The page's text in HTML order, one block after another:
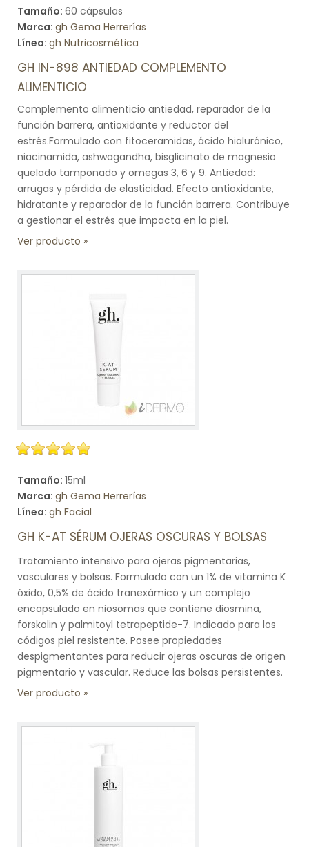
Tamaño: 60 cápsulas
Marca: gh Gema Herrerías
Línea: gh Nutricosmética
GH IN-898 ANTIEDAD COMPLEMENTO
ALIMENTICIO
Complemento alimenticio antiedad, reparador de la
función barrera, antioxidante y reductor del
estrés.Formulado con fitoceramidas, ácido hialurónico,
niacinamida, ashwagandha, bisglicinato de magnesio
quelado tamponado y omegas 3, 6 y 9. Antiedad:
arrugas y pérdida de elasticidad. Efecto antioxidante,
hidratante y reparador de la función barrera. Contribuye
a gestionar el estrés que impacta en la piel.
Ver producto
Tamaño: 15ml
Marca: gh Gema Herrerías
Línea: gh Facial
GH K-AT SÉRUM OJERAS OSCURAS Y BOLSAS
Tratamiento intensivo para ojeras pigmentarias,
vasculares y bolsas. Formulado con un 1% de vitamina K
óxido, 0,5% de ácido tranexámico y un complejo
encapsulado en niosomas que contiene diosmina,
forskolin y palmitoyl tetrapeptide-7. Indicado para los
códigos piel resistente. Posee propiedades
despigmentantes para reducir ojeras oscuras de origen
pigmentario y vascular. Reduce las bolsas persistentes.
Ver producto